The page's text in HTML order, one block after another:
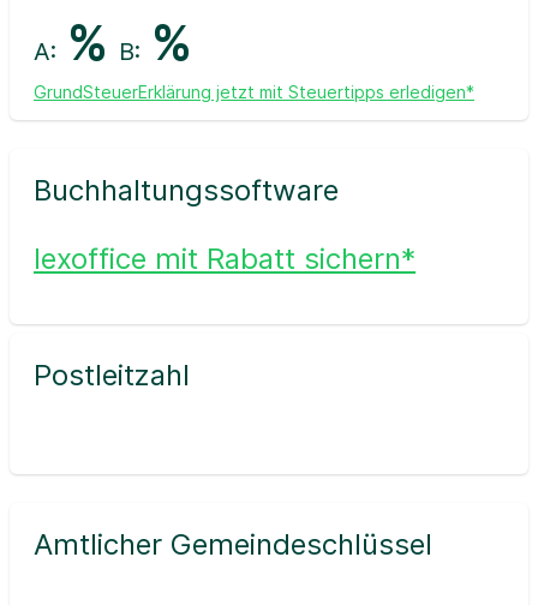
A: % B: %
GrundSteuerErklärung jetzt mit Steuertipps erledigen*
Buchhaltungssoftware
lexoffice mit Rabatt sichern*
Postleitzahl
Amtlicher Gemeindeschlüssel